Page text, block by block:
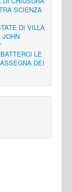
SCIENZA
DI VILLA
JOHN
LE
DEI